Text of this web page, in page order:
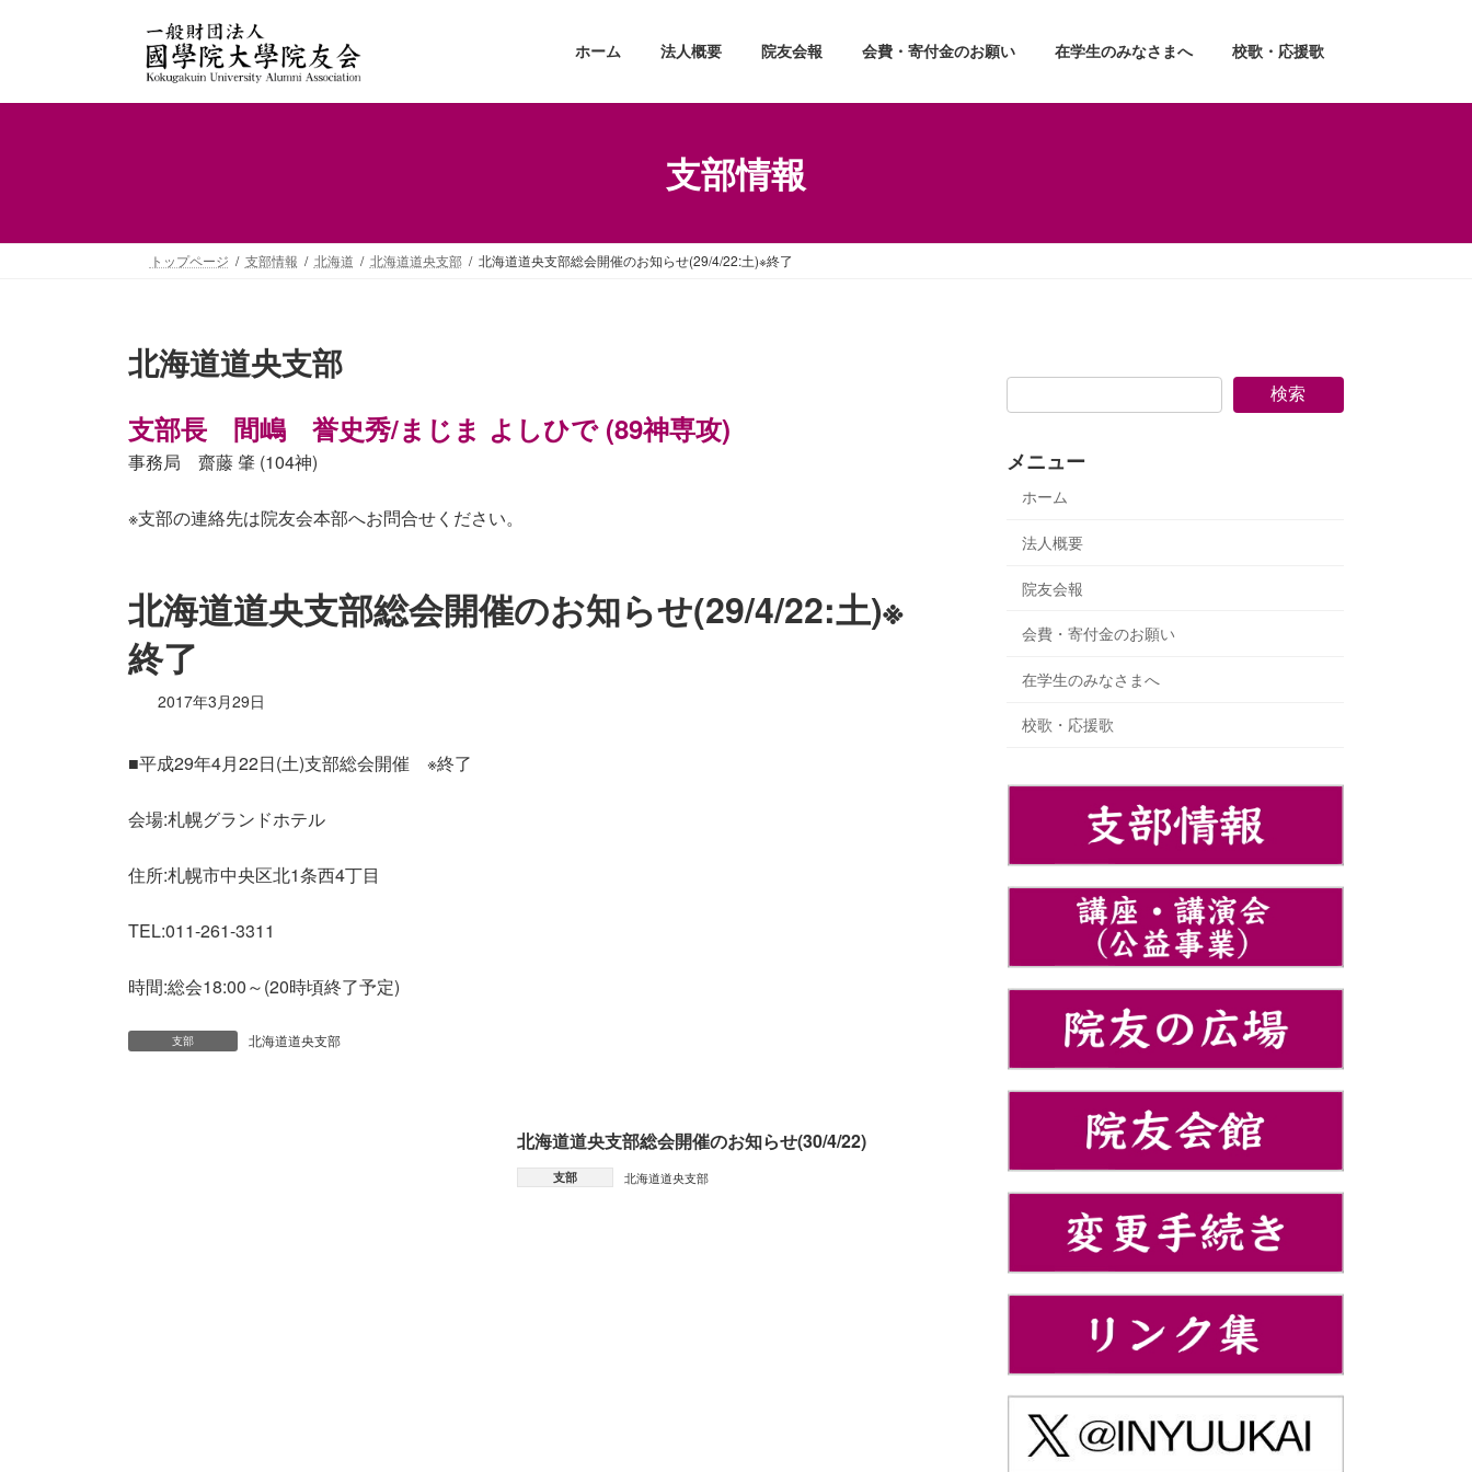
プ
動
ホーム 法人概要 院友会報 会費・寄付金のお願い 在学生のみなさまへ 校歌・応援歌
支部情報
トップページ 支部情報 北海道 北海道道央支部 北海道道央支部総会開催のお知らせ(29/4/22:土)※終了
北海道道央支部
支部長 間嶋 誉史秀/まじま よしひで (89神専攻)
事務局 齋藤 肇 (104神)
※支部の連絡先は院友会本部へお問合せください。
北海道道央支部総会開催のお知らせ(29/4/22:土)※
終了
2017年3月29日
■平成29年4月22日(土)支部総会開催 ※終了
会場:札幌グランドホテル
住所:札幌市中央区北1条西4丁目
TEL:011-261-3311
時間:総会18:00～(20時頃終了予定)
支部 北海道道央支部
北海道道央支部総会開催のお知らせ(30/4/22)
支部 北海道道央支部
検索
メニュー
ホーム
法人概要
院友会報
会費・寄付金のお願い
在学生のみなさまへ
校歌・応援歌